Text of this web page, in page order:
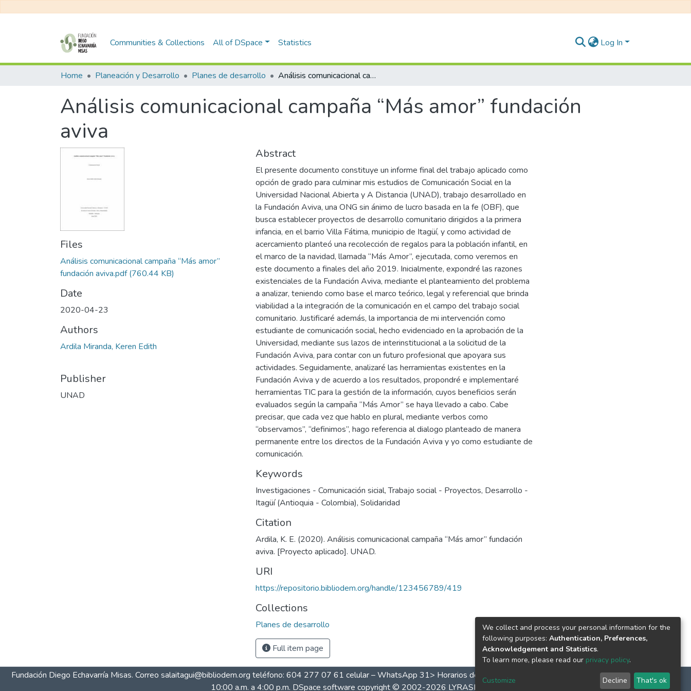
Communities & Collections All of DSpace Statistics Log In
Home Planeación y Desarrollo Planes de desarrollo Análisis comunicacional campaña “Más amor” fundación aviva
Análisis comunicacional campaña “Más amor” fundación
aviva
Files
Análisis comunicacional campaña “Más amor”
fundación aviva.pdf(760.44 KB)
Date
2020-04-23
Authors
Ardila Miranda, Keren Edith
Publisher
UNAD
Abstract
El presente documento constituye un informe final del trabajo aplicado como
opción de grado para culminar mis estudios de Comunicación Social en la
Universidad Nacional Abierta y A Distancia (UNAD), trabajo desarrollado en
la Fundación Aviva, una ONG sin ánimo de lucro basada en la fe (OBF), que
busca establecer proyectos de desarrollo comunitario dirigidos a la primera
infancia, en el barrio Villa Fátima, municipio de Itagüí, y como actividad de
acercamiento planteó una recolección de regalos para la población infantil, en
el marco de la navidad, llamada “Más Amor”, ejecutada, como veremos en
este documento a finales del año 2019. Inicialmente, expondré las razones
existenciales de la Fundación Aviva, mediante el planteamiento del problema
a analizar, teniendo como base el marco teórico, legal y referencial que brinda
viabilidad a la integración de la comunicación en el campo del trabajo social
comunitario. Justificaré además, la importancia de mi intervención como
estudiante de comunicación social, hecho evidenciado en la aprobación de la
Universidad, mediante sus lazos de interinstitucional a la solicitud de la
Fundación Aviva, para contar con un futuro profesional que apoyara sus
actividades. Seguidamente, analizaré las herramientas existentes en la
Fundación Aviva y de acuerdo a los resultados, propondré e implementaré
herramientas TIC para la gestión de la información, cuyos beneficios serán
evaluados según la campaña “Más Amor” se haya llevado a cabo. Cabe
precisar, que cada vez que hablo en plural, mediante verbos como
“observamos”, “definimos”, hago referencia al dialogo planteado de manera
permanente entre los directos de la Fundación Aviva y yo como estudiante de
comunicación.
Keywords
Investigaciones - Comunicación sicial,Trabajo social - Proyectos, Desarrollo -
Itagüí (Antioquia - Colombia), Solidaridad
Citation
Ardila, K. E. (2020). Análisis comunicacional campaña “Más amor” fundación
aviva. [Proyecto aplicado]. UNAD.
URI
https://repositorio.bibliodem.org/handle/123456789/419
Collections
Planes de desarrollo
Full item page
Fundación Diego Echavarría Misas. Correo salaitagui@bibliodem.org teléfono: 604 277 07 61 celular – WhatsApp 31> Horarios de atención: Lunes a viernes 9:00 a.m. a 6:00 p.m. Sábados
10:00 a.m. a 4:00 p.m. DSpace software copyright © 2002-2026 LYRASIS
We collect and process your personal information for the
following purposes: Authentication, Preferences,
Acknowledgement and Statistics.
To learn more, please read our privacy policy.
Customize Decline That's ok